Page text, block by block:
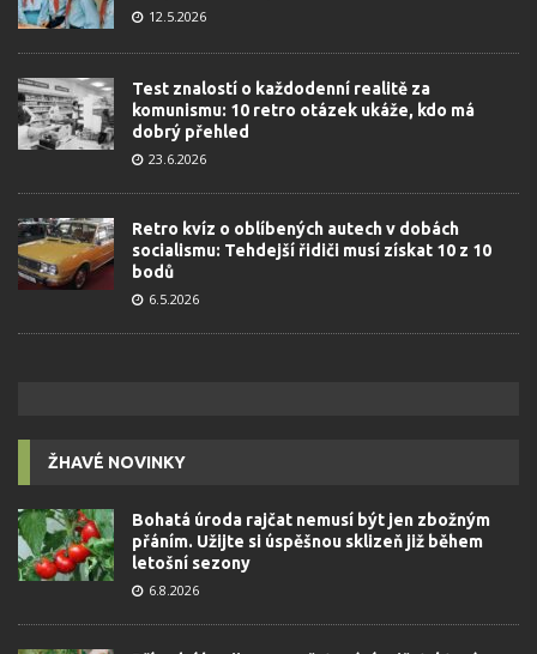
12.5.2026
Test znalostí o každodenní realitě za
komunismu: 10 retro otázek ukáže, kdo má
dobrý přehled
23.6.2026
Retro kvíz o oblíbených autech v dobách
socialismu: Tehdejší řidiči musí získat 10 z 10
bodů
6.5.2026
ŽHAVÉ NOVINKY
Bohatá úroda rajčat nemusí být jen zbožným
přáním. Užijte si úspěšnou sklizeň již během
letošní sezony
6.8.2026